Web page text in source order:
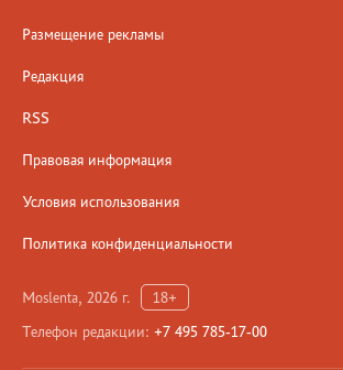
Размещение рекламы
Редакция
RSS
Правовая информация
Условия использования
Политика конфиденциальности
Moslenta, 2026 г.
18+
Телефон редакции: +7 495 785-17-00